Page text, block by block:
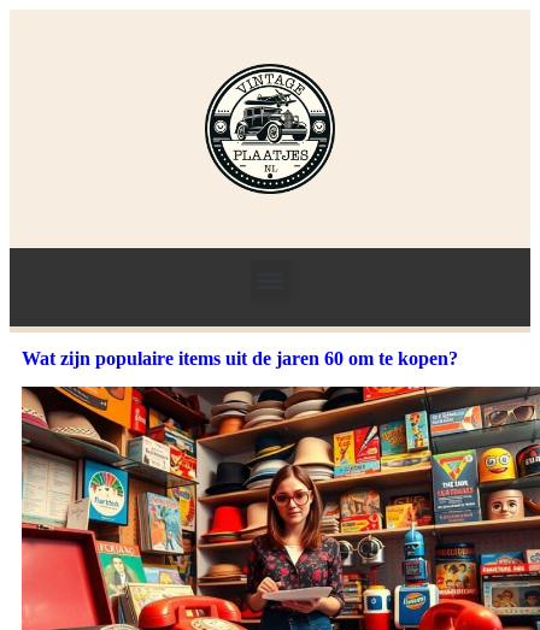
Wat zijn populaire items uit de jaren 60 om te kopen?